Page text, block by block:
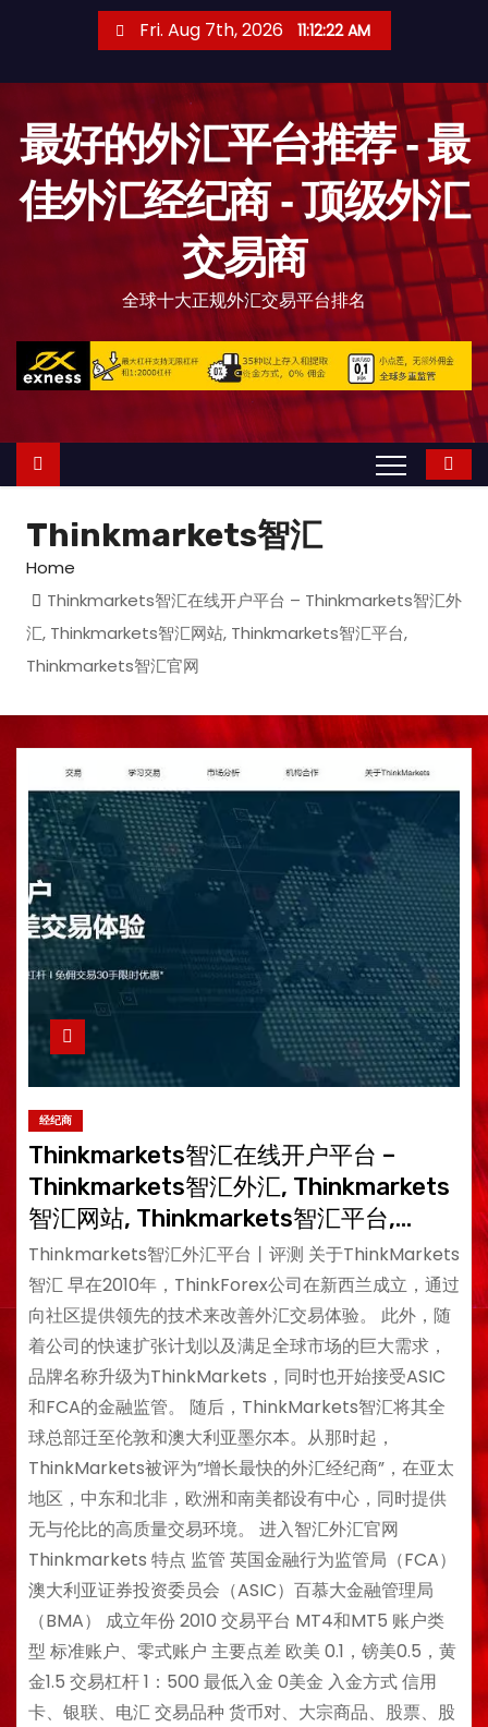
Fri. Aug 7th, 2026 11:12:23 AM
最好的外汇平台推荐 - 最
佳外汇经纪商 - 顶级外汇
交易商
全球十大正规外汇交易平台排名
Thinkmarkets智汇
Home
Thinkmarkets智汇在线开户平台 – Thinkmarkets智汇外
汇, Thinkmarkets智汇网站, Thinkmarkets智汇平台,
Thinkmarkets智汇官网
经纪商
Thinkmarkets智汇在线开户平台 –
Thinkmarkets智汇外汇, Thinkmarkets
智汇网站, Thinkmarkets智汇平台,
Thinkmarkets智汇官网
Thinkmarkets智汇外汇平台丨评测 关于ThinkMarkets
智汇 早在2010年，ThinkForex公司在新西兰成立，通过
向社区提供领先的技术来改善外汇交易体验。 此外，随
着公司的快速扩张计划以及满足全球市场的巨大需求，
品牌名称升级为ThinkMarkets，同时也开始接受ASIC
和FCA的金融监管。 随后，ThinkMarkets智汇将其全
球总部迁至伦敦和澳大利亚墨尔本。从那时起，
ThinkMarkets被评为”增长最快的外汇经纪商”，在亚太
地区，中东和北非，欧洲和南美都设有中心，同时提供
无与伦比的高质量交易环境。 进入智汇外汇官网
Thinkmarkets 特点 监管 英国金融行为监管局（FCA）
澳大利亚证券投资委员会（ASIC）百慕大金融管理局
（BMA） 成立年份 2010 交易平台 MT4和MT5 账户类
型 标准账户、零式账户 主要点差 欧美 0.1，镑美0.5，黄
金1.5 交易杠杆 1：500 最低入金 0美金 入金方式 信用
卡、银联、电汇 交易品种 货币对、大宗商品、股票、股